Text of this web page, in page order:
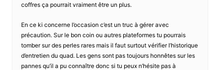
coffres ça pourrait vraiment être un plus.
En ce ki concerne l’occasion c’est un truc à gérer avec
précaution. Sur le bon coin ou autres plateformes tu pourrais
tomber sur des perles rares mais il faut surtout vérifier l’historique
d’entretien du quad. Les gens sont pas toujours honnêtes sur les
pannes qu’il a pu connaître donc si tu peux n’hésite pas à